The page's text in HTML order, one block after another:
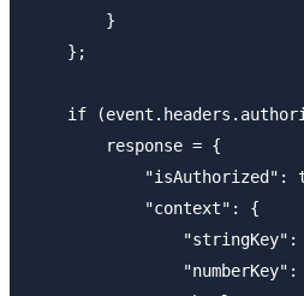
        }
    };
if
        response = {
"isAuthorized":
            "context": {
"stringKey":
"numberKey":